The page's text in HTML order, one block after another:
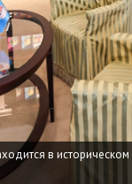
в